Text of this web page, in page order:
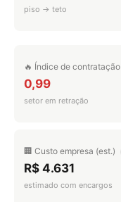
piso → teto
🔥 Índice de contratação
0,99
setor em retração
🏢 Custo empresa (est.)
R$ 4.631
estimado com encargos